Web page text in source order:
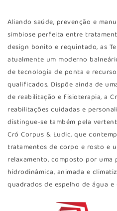
Aliando saúde, prevenção e
simbiose perfeita entre
design bonito e requintado, as
atualmente um moderno
de tecnologia de ponta e
qualificados. Dispõe ainda de
de reabilitação e fisioterapia, a
reabilitações cuidadas e
distingue-se também pela
Cró Corpus & Ludic, que
tratamentos de corpo e rosto e
relaxamento, composto por uma
hidrodinâmica, animada e
quadrados de espelho de água